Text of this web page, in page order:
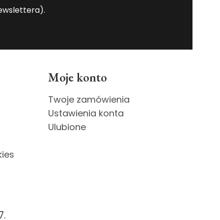
Moje konto
Twoje zamówienia
Ustawienia konta
Ulubione